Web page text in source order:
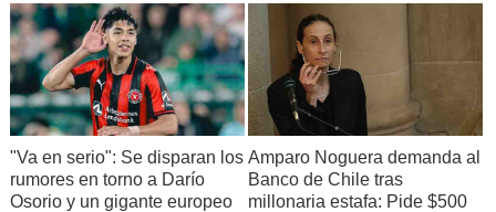
"Va en serio": Se disparan los
rumores en torno a Darío
Osorio y un gigante europeo
Amparo Noguera demanda al
Banco de Chile tras
millonaria estafa: Pide $500